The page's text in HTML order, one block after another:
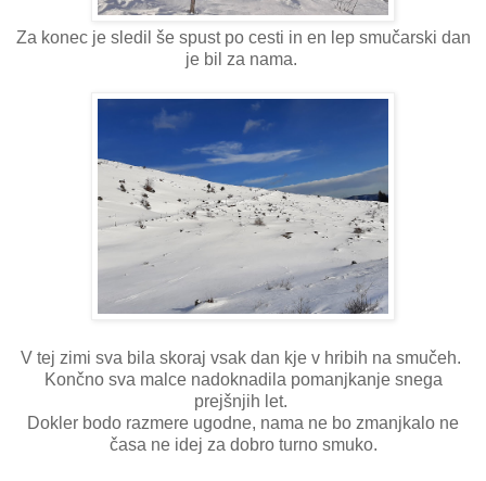
Za konec je sledil še spust po cesti in en lep smučarski dan
je bil za nama.
V tej zimi sva bila skoraj vsak dan kje v hribih na smučeh.
Končno sva malce nadoknadila pomanjkanje snega
prejšnjih let.
Dokler bodo razmere ugodne, nama ne bo zmanjkalo ne
časa ne idej za dobro turno smuko.